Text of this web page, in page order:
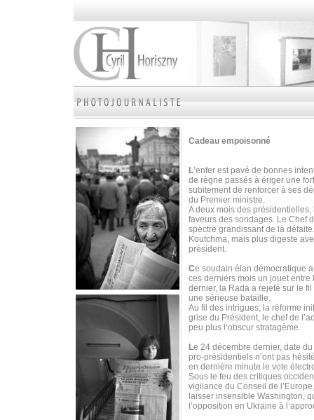
Cadeau empoisonné
L’enfer est pavé de bonnes
de règne passés à ériger une
subitement de renforcer à ses
du Premier ministre.
A deux mois des
faveurs des sondages. Le Chef
spectre grandissant de la
Koutchma, mais plus digeste
président.
Ce soudain élan démocratique
ces derniers mois un jouet
dernier, la Rada a rejeté sur le
une sérieuse bataille.
Au fil des intrigues, la réforme
grise du Président, le chef de
peu plus l’obscur stratagème.
Le 24 décembre dernier, date
pro-présidentiels n’ont pas
en dernière minute le vote
Sous le feu des critiques
vigilance du Conseil de
laisser insensible Washington,
l’opposition en Ukraine à